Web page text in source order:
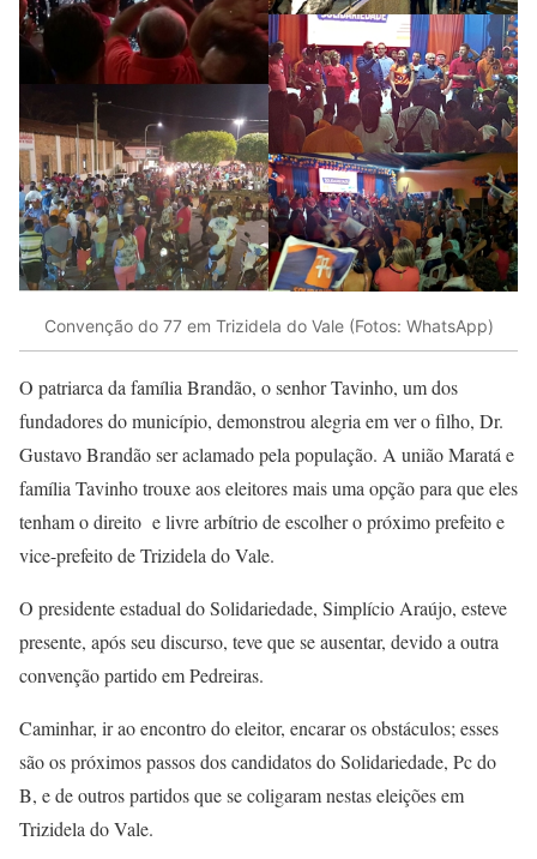
Convenção do 77 em Trizidela do Vale (Fotos: WhatsApp)
O patriarca da família Brandão, o senhor Tavinho, um dos
fundadores do município, demonstrou alegria em ver o filho, Dr.
Gustavo Brandão ser aclamado pela população. A união Maratá e
família Tavinho trouxe aos eleitores mais uma opção para que eles
tenham o direito e livre arbítrio de escolher o próximo prefeito e
vice-prefeito de Trizidela do Vale.
O presidente estadual do Solidariedade, Simplício Araújo, esteve
presente, após seu discurso, teve que se ausentar, devido a outra
convenção partido em Pedreiras.
Caminhar, ir ao encontro do eleitor, encarar os obstáculos; esses
são os próximos passos dos candidatos do Solidariedade, Pc do
B, e de outros partidos que se coligaram nestas eleições em
Trizidela do Vale.